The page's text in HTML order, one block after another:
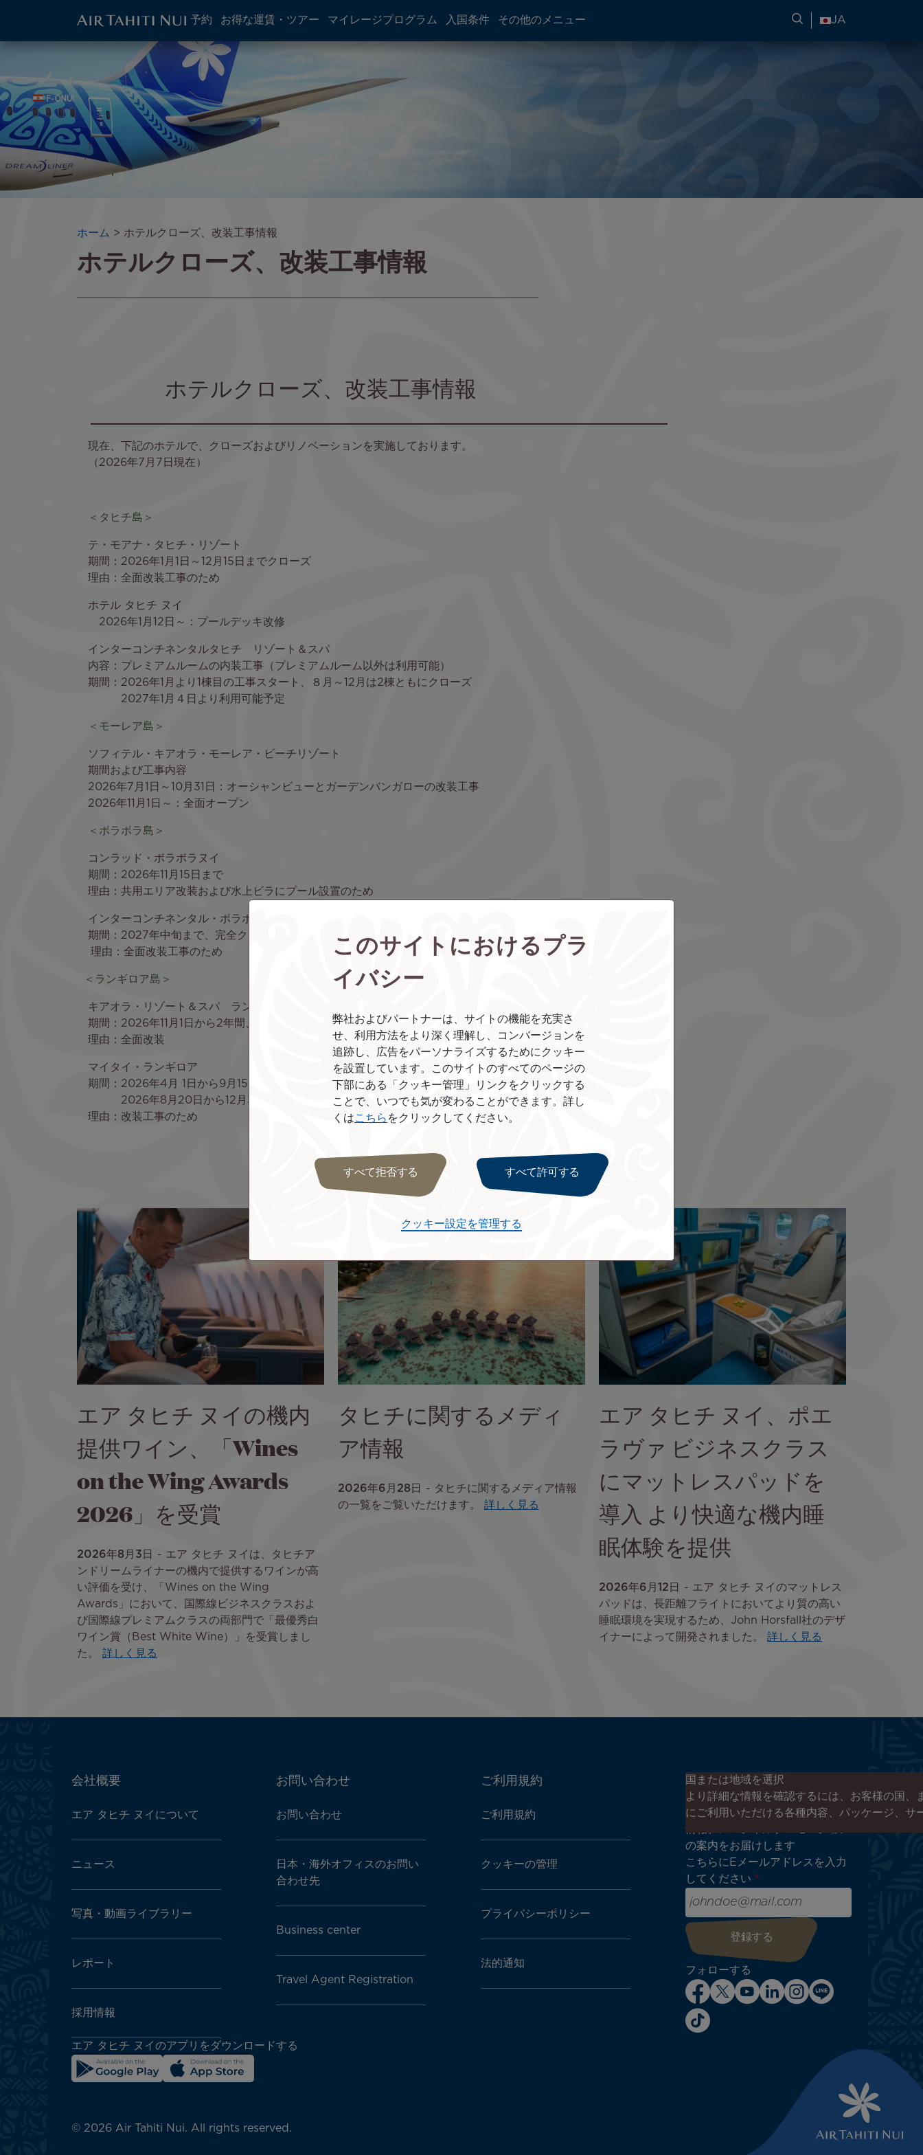
ン
コ
ン
テ
ン
ツ
進
ATN:
Main
menu
block
予約 お得な運賃・ツアー マイレージプログラム 入国条件 その他のメニュー 旅行情報の検索
JA
ー
ジ
パ
く
ホーム ホテルクローズ、改装工事情報
ホテルクローズ、改装工事情報
ホテルクローズ、改装工事情報
現在、下記のホテルで、クローズおよびリノベーションを実施しております。
（2026年7月7日現在）
＜タヒチ島＞
テ・モアナ・タヒチ・リゾート
期間：2026年1月1日～12月15日までクローズ
理由：全面改装工事のため
ホテル タヒチ ヌイ
2026年1月12日～：プールデッキ改修
インターコンチネンタルタヒチ リゾート＆スパ
内容：プレミアムルームの内装工事（プレミアムルーム以外は利用可能）
期間：2026年1月より1棟目の工事スタート、８月～12月は2棟ともにクローズ
2027年1月４日より利用可能予定
＜モーレア島＞
ソフィテル・キアオラ・モーレア・ビーチリゾート
期間および工事内容
2026年7月1日～10月31日：オーシャンビューとガーデンバンガローの改装工事
2026年11月1日～：全面オープン
＜ボラボラ島＞
コンラッド・ボラボラヌイ
期間：2026年11月15日まで
理由：共用エリア改装および水上ビラにプール設置のため
インターコンチネンタル・ボラボラ・リゾート＆タラソスパ
期間：2027年中旬まで、完全クローズ
理由：全面改装工事のため
＜ランギロア島＞
キアオラ・リゾート＆スパ ランギロア
期間：2026年11月1日から2年間、完全クローズ
理由：全面改装
マイタイ・ランギロア
期間：2026年4月 1日から9月15日 プレミアム ガーデン バンガローの改装
2026年8月20日から12月31日 ガーデン バンガローの改装
理由：改装工事のため
エア タヒチ ヌイの機内
提供ワイン、「Wines
on the Wing Awards
2026」を受賞
2026年8月3日
エア タヒチ ヌイは、タヒチア
ンドリームライナーの機内で提供するワインが高
い評価を受け、「Wines on the Wing
Awards」において、国際線ビジネスクラスおよ
び国際線プレミアムクラスの両部門で「最優秀白
ワイン賞（Best White Wine）」を受賞しまし
た。 詳しく見る
ジ
タヒチに関するメディ
ア情報
2026年6月28日
タヒチに関するメディア情報
の一覧をご覧いただけます。
詳しく見る
エア タヒチ ヌイ、ポエ
ラヴァ ビジネスクラス
にマットレスパッドを
導入 より快適な機内睡
眠体験を提供
2026年6月12日
エア タヒチ ヌイのマットレス
パッドは、長距離フライトにおいてより質の高い
睡眠環境を実現するため、John Horsfall社のデザ
イナーによって開発されました。
詳しく見る
ATN:
menu
会社概要
エア タヒチ ヌイについて
ニュース
写真・動画ライブラリー
レポート
採用情報
お問い合わせ
お問い合わせ
日本・海外オフィスのお問い
合わせ先
Business center
Travel Agent Registration
ご利用規約
ご利用規約
クッキーの管理
プライバシーポリシー
法的通知
エア タヒチ ヌイのアプリをダウンロードする
エア タヒチ ヌイのニュースレタ
ーに登録する
エア タヒチ ヌイやタヒチの最新
の案内をお届けします
こちらにEメールアドレスを入力
してください
フォローする
国または地域を選択
より詳細な情報を確認するには、お客様の国
にご利用いただける各種内容、パッケージ、サ
© 2026 Air Tahiti Nui. All rights reserved.
このサイトにおけるプラ
イバシー
弊社およびパートナーは、サイトの機能を充実さ
せ、利用方法をより深く理解し、コンバージョンを
追跡し、広告をパーソナライズするためにクッキー
を設置しています。このサイトのすべてのページの
下部にある「クッキー管理」リンクをクリックする
ことで、いつでも気が変わることができます。詳し
くは こちら をクリックしてください。
すべて拒否する すべて許可する
クッキー設定を管理する